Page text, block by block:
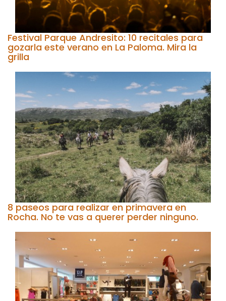
Festival Parque Andresito: 10 recitales para
gozarla este verano en La Paloma. Mira la
grilla
8 paseos para realizar en primavera en
Rocha. No te vas a querer perder ninguno.